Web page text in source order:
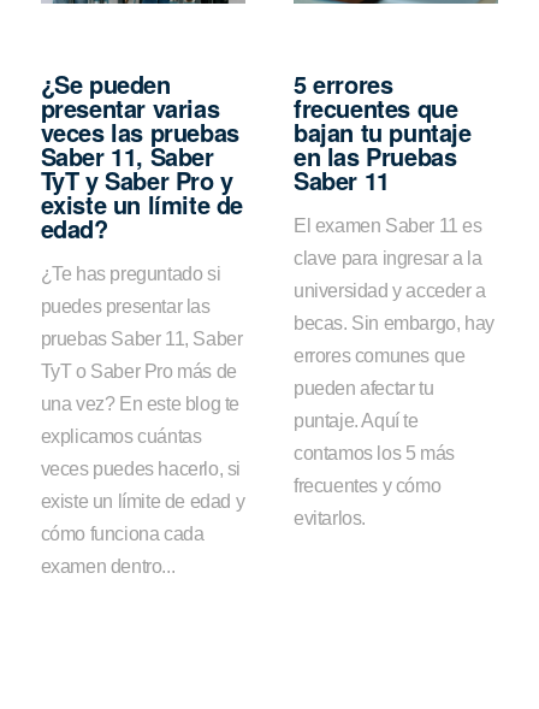
¿Se pueden
presentar varias
veces las pruebas
Saber 11, Saber
TyT y Saber Pro y
existe un límite de
edad?
¿Te has preguntado si
puedes presentar las
pruebas Saber 11, Saber
TyT o Saber Pro más de
una vez? En este blog te
explicamos cuántas
veces puedes hacerlo, si
existe un límite de edad y
cómo funciona cada
examen dentro...
5 errores
frecuentes que
bajan tu puntaje
en las Pruebas
Saber 11
El examen Saber 11 es
clave para ingresar a la
universidad y acceder a
becas. Sin embargo, hay
errores comunes que
pueden afectar tu
puntaje. Aquí te
contamos los 5 más
frecuentes y cómo
evitarlos.